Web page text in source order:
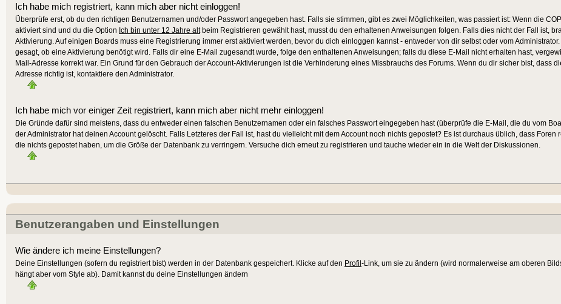
Ich habe mich registriert, kann mich aber nicht einloggen!
Überprüfe erst, ob du den richtigen Benutzernamen und/oder Passwort angegeben hast. Falls sie stimmen, gibt es zwei Möglichkeiten, was passiert ist: Wenn die
aktiviert sind und du die Option Ich bin unter 12 Jahre altbeim Registrieren gewählt hast, musst du den erhaltenen Anweisungen folgen. Falls dies nicht der Fall ist,
Aktivierung. Auf einigen Boards muss eine Registrierung immer erst aktiviert werden, bevor du dich einloggen kannst - entweder von dir selbst oder vom
gesagt, ob eine Aktivierung benötigt wird. Falls dir eine E-Mail zugesandt wurde, folge den enthaltenen Anweisungen; falls du diese E-Mail nicht erhalten hast,
Mail-Adresse korrekt war. Ein Grund für den Gebrauch der Account-Aktivierungen ist die Verhinderung eines Missbrauchs des Forums. Wenn du dir sicher bist, dass
Adresse richtig ist, kontaktiere den Administrator.
Ich habe mich vor einiger Zeit registriert, kann mich aber nicht mehr einloggen!
Die Gründe dafür sind meistens, dass du entweder einen falschen Benutzernamen oder ein falsches Passwort eingegeben hast (überprüfe die E-Mail, die du vom
der Administrator hat deinen Account gelöscht. Falls Letzteres der Fall ist, hast du vielleicht mit dem Account noch nichts gepostet? Es ist durchaus üblich, dass Foren
die nichts gepostet haben, um die Größe der Datenbank zu verringern. Versuche dich erneut zu registrieren und tauche wieder ein in die Welt der Diskussionen.
Benutzerangaben und Einstellungen
Wie ändere ich meine Einstellungen?
Deine Einstellungen (sofern du registriert bist) werden in der Datenbank gespeichert. Klicke auf den Profil-Link, um sie zu ändern (wird normalerweise am oberen
hängt aber vom Style ab). Damit kannst du deine Einstellungen ändern